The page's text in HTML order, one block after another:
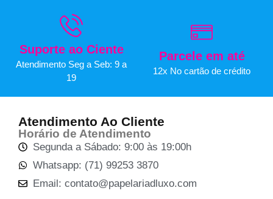
Suporte ao Ciente
Atendimento Seg a Seb: 9 a
19
Parcele em até
12x No cartão de crédito
Atendimento Ao Cliente
Horário de Atendimento
Segunda a Sábado: 9:00 às 19:00h
Whatsapp: (71) 99253 3870
Email: contato@papelariadluxo.com